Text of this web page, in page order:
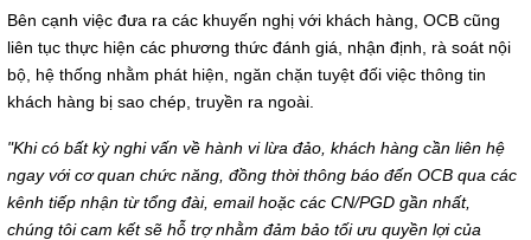
Bên cạnh việc đưa ra các khuyến nghị với khách hàng, OCB cũng
liên tục thực hiện các phương thức đánh giá, nhận định, rà soát nội
bộ, hệ thống nhằm phát hiện, ngăn chặn tuyệt đối việc thông tin
khách hàng bị sao chép, truyền ra ngoài.
"Khi có bất kỳ nghi vấn về hành vi lừa đảo, khách hàng cần liên hệ
ngay với cơ quan chức năng, đồng thời thông báo đến OCB qua các
kênh tiếp nhận từ tổng đài, email hoặc các CN/PGD gần nhất,
chúng tôi cam kết sẽ hỗ trợ nhằm đảm bảo tối ưu quyền lợi của